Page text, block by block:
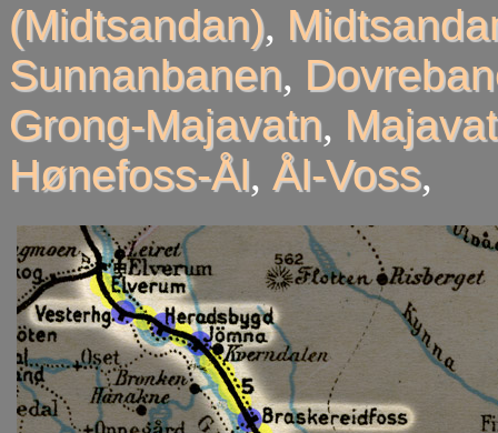
(Midtsandan),
Sunnanbanen,
Grong-Majavatn,
Hønefoss-Ål, Ål-Voss,